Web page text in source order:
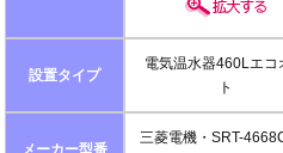
設置タイプ
電気温水器460Lエコ
ト
三菱電機・SRT-